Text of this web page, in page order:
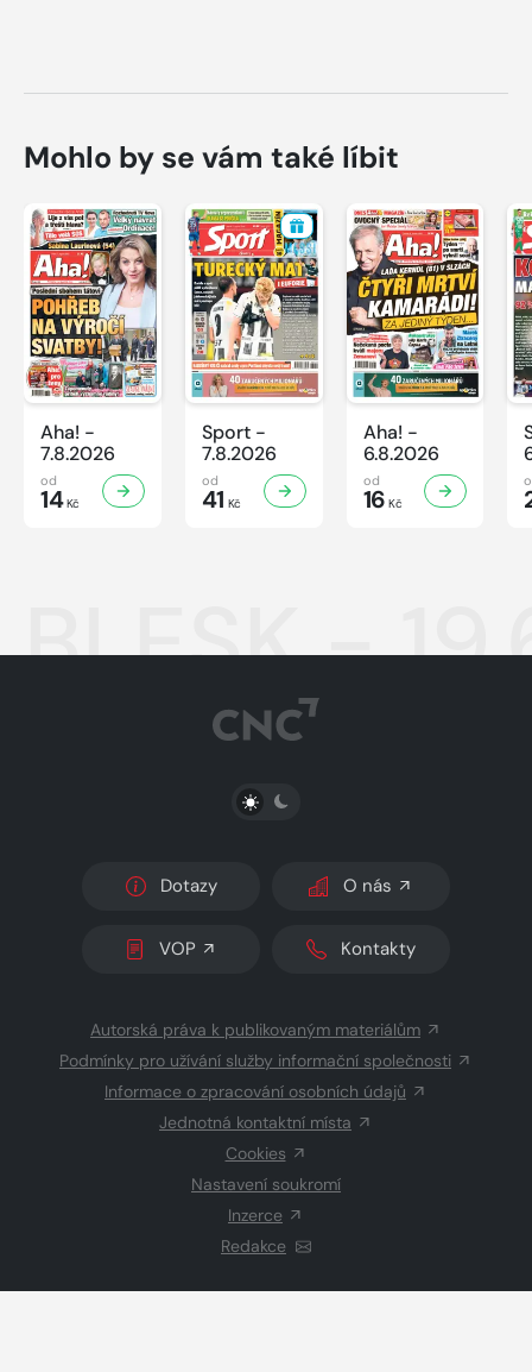
Mohlo by se vám také líbit
Aha! -
7.8.2026
od
14Kč
Sport -
7.8.2026
od
41 Kč
Aha! -
6.8.2026
od
16 Kč
BLESK -
PŘEPNOUT SVĚTLÝ/TMAVÝ REŽIM
Dotazy O nás
VOP Kontakty
Autorská práva k publikovaným materiálům
Podmínky pro užívání služby informační společnosti
Informace o zpracování osobních údajů
Jednotná kontaktní místa
Cookies
Nastavení soukromí
Inzerce
Redakce